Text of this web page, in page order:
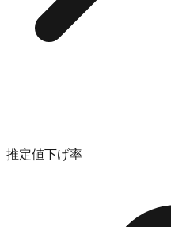
推定値下げ率